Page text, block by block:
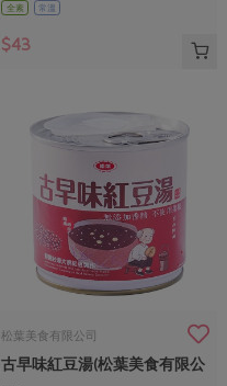
全素 常溫
$43
松葉美食有限公司
古早味紅豆湯(松葉美食有限公